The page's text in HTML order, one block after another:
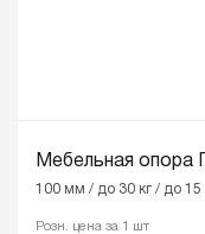
Мебельная опора
100 мм / до 30 кг / до
Розн. цена за 1 шт